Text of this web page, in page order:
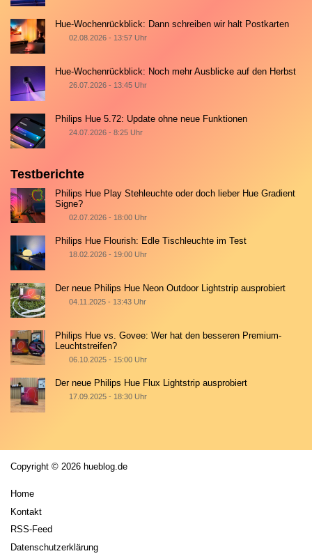
Hue-Wochenrückblick: Dann schreiben wir halt Postkarten
02.08.2026 - 13:57 Uhr
Hue-Wochenrückblick: Noch mehr Ausblicke auf den Herbst
26.07.2026 - 13:45 Uhr
Philips Hue 5.72: Update ohne neue Funktionen
24.07.2026 - 8:25 Uhr
Testberichte
Philips Hue Play Stehleuchte oder doch lieber Hue Gradient
Signe?
02.07.2026 - 18:00 Uhr
Philips Hue Flourish: Edle Tischleuchte im Test
18.02.2026 - 19:00 Uhr
Der neue Philips Hue Neon Outdoor Lightstrip ausprobiert
04.11.2025 - 13:43 Uhr
Philips Hue vs. Govee: Wer hat den besseren Premium-
Leuchtstreifen?
06.10.2025 - 15:00 Uhr
Der neue Philips Hue Flux Lightstrip ausprobiert
17.09.2025 - 18:30 Uhr
Copyright © 2026 hueblog.de
Home
Kontakt
RSS-Feed
Datenschutzerklärung